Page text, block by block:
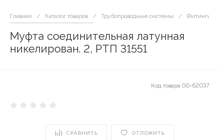
Главная / Каталог товаров / Трубопроводные системы / Фитинги
Муфта соединительная латунная
никелирован. 2, РТП 31551
Код товара 00-62037
СРАВНИТЬ ОТЛОЖИТЬ